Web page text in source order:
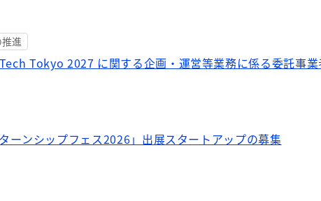
進
Tokyo 2027 に関する企画・運営等業務に係る委託事
ーンシップフェス2026」出展スタートアップの募集